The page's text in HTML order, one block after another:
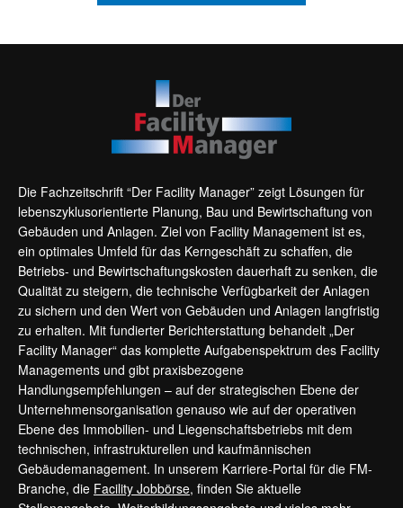
Die Fachzeitschrift “Der Facility Manager” zeigt Lösungen für
lebenszyklusorientierte Planung, Bau und Bewirtschaftung von
Gebäuden und Anlagen. Ziel von Facility Management ist es,
ein optimales Umfeld für das Kerngeschäft zu schaffen, die
Betriebs- und Bewirtschaftungskosten dauerhaft zu senken, die
Qualität zu steigern, die technische Verfügbarkeit der Anlagen
zu sichern und den Wert von Gebäuden und Anlagen langfristig
zu erhalten. Mit fundierter Berichterstattung behandelt „Der
Facility Manager“ das komplette Aufgabenspektrum des Facility
Managements und gibt praxisbezogene
Handlungsempfehlungen – auf der strategischen Ebene der
Unternehmensorganisation genauso wie auf der operativen
Ebene des Immobilien- und Liegenschaftsbetriebs mit dem
technischen, infrastrukturellen und kaufmännischen
Gebäudemanagement. In unserem Karriere-Portal für die FM-
Branche, die Facility Jobbörse, finden Sie aktuelle